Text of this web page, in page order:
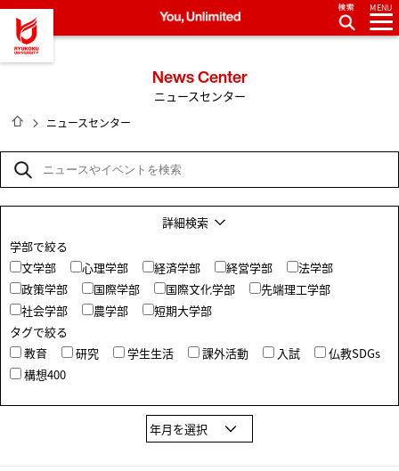
龍谷大学 You, Unlimited
MENU
News Center
ニュースセンター
HOME
ニュースセンター
詳細検索
学部で絞る
文学部
心理学部 経済学部 経営学部
法学部
政策学部
国際学部 国際文化学部
先端理工学部
社会学部
農学部
短期大学部
タグで絞る
教育
研究 学生生活 課外活動 入試
仏教SDGs
構想400